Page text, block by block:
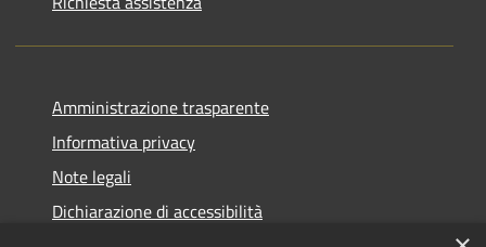
Amministrazione trasparente
Informativa privacy
Note legali
Dichiarazione di accessibilità